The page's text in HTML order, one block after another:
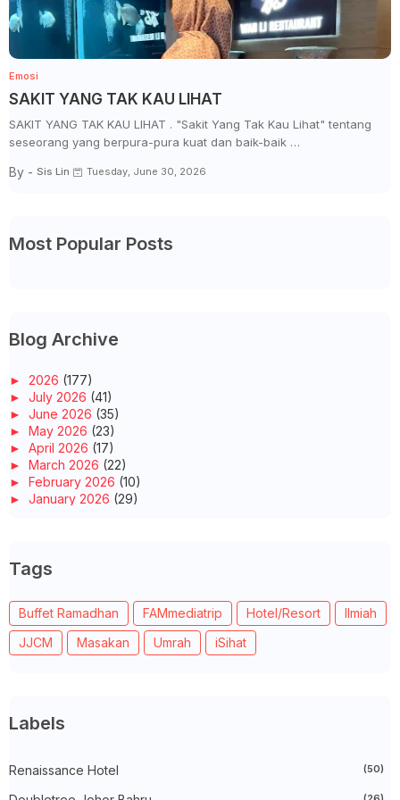
Emosi
SAKIT YANG TAK KAU LIHAT
SAKIT YANG TAK KAU LIHAT . "Sakit Yang Tak Kau Lihat" tentang
seseorang yang berpura-pura kuat dan baik-baik …
By - Sis Lin Tuesday, June 30, 2026
Most Popular Posts
Blog Archive
► 2026 (177)
► July 2026 (41)
► June 2026 (35)
► May 2026 (23)
► April 2026 (17)
► March 2026 (22)
► February 2026 (10)
► January 2026 (29)
►October 2025
September 2025
►August 2025(6)
►July 2025(20)
►June 2025(22)
►May 2025(32)
►January 2025
►November 2024
Tags
Buffet Ramadhan FAMmediatrip Hotel/Resort
Ilmiah
JJCM
Masakan Umrah iSihat
Labels
Renaissance Hotel (50)